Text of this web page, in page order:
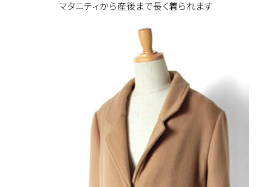
マタニティから産後まで長く着られます